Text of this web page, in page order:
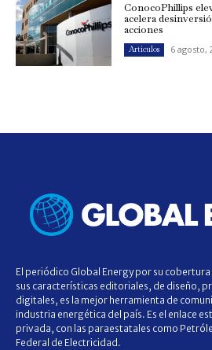
ConocoPhillips
acelera
acciones
Artículos 6 agosto,
El periódico Global Energy por su
sus características editoriales, de diseño,
digitales, es la mejor herramienta de
industria energética del país. Es el enlace
privada, con las paraestatales como
Federal de Electricidad.